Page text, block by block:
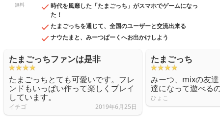
無料
時代を風靡した「たまごっち」がスマホでゲームになっ
た！
たまごっちを通じて、全国のユーザーと交流出来る
ナウたまと、みーつぱーくへお出かけしよう
たまごっちファンは是非
たまごっちとても可愛いです。フレ
ンドもいっぱい作って楽しくプレイ
しています。
イチゴ 2019年6月25日
たまごっち
みーつ、mixの友
達になって遊べる
ひょこ